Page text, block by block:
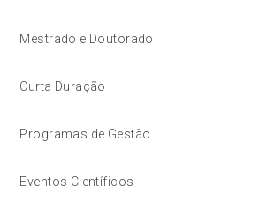
Mestrado e Doutorado
Curta Duração
Programas de Gestão
Eventos Científicos